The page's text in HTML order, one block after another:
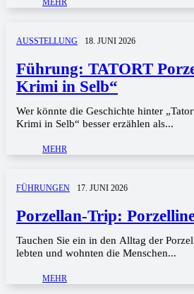
MEHR
AUSSTELLUNG 18. JUNI 2026
Führung: TATORT
Krimi in Selb“
Wer könnte die Geschichte hinter
Krimi in Selb“ besser erzählen als...
MEHR
FÜHRUNGEN 17. JUNI 2026
Porzellan-Trip:
Tauchen Sie ein in den Alltag der
lebten und wohnten die Menschen...
MEHR